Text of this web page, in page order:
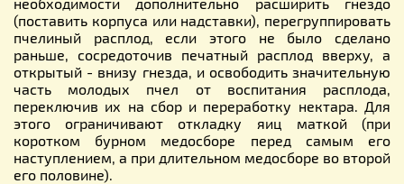
(поставить корпуса или надставки), перегруппировать
пчелиный расплод, если этого не было сделано
раньше, сосредоточив печатный расплод вверху, а
открытый - внизу гнезда, и освободить значительную
часть молодых пчел от воспитания расплода,
переключив их на сбор и переработку нектара. Для
этого ограничивают откладку яиц маткой (при
коротком бурном медосборе перед самым его
наступлением, а при длительном медосборе во второй
его половине).